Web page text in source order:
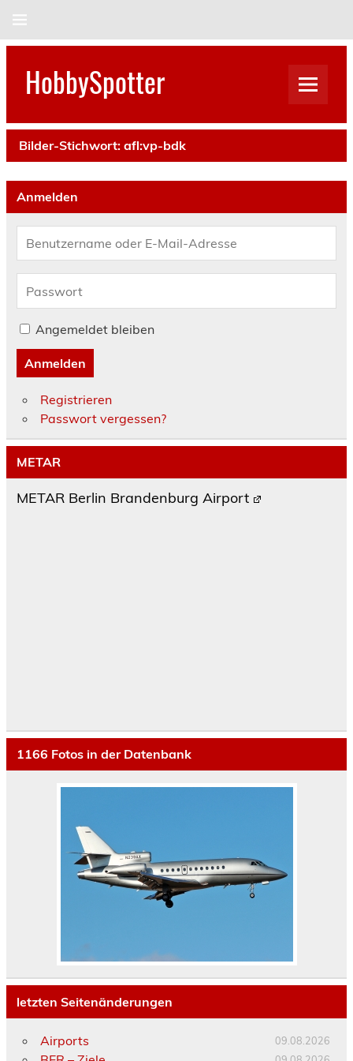
HobbySpotter
Bilder-Stichwort: afl:vp-bdk
Anmelden
Angemeldet bleiben
Anmelden
Registrieren
Passwort vergessen?
METAR
METAR Berlin Brandenburg Airport
1166 Fotos in der Datenbank
letzten Seitenänderungen
Airports 09.08.2026